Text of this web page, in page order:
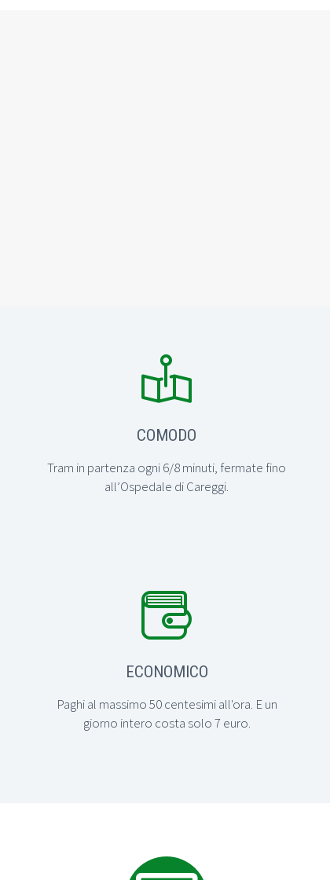


COMODO
Tram in partenza ogni 6/8 minuti, fermate fino
all’Ospedale di Careggi.


ECONOMICO
Paghi al massimo 50 centesimi all'ora. E un
giorno intero costa solo 7 euro.